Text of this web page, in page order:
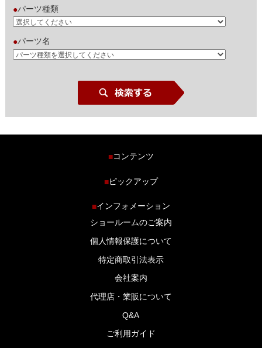
●パーツ種類
●パーツ名
■コンテンツ
商品ラインナップ
ブログ
■ピックアップ
■インフォメーション
ショールームのご案内
個人情報保護について
特定商取引法表示
会社案内
代理店・業販について
Q&A
ご利用ガイド